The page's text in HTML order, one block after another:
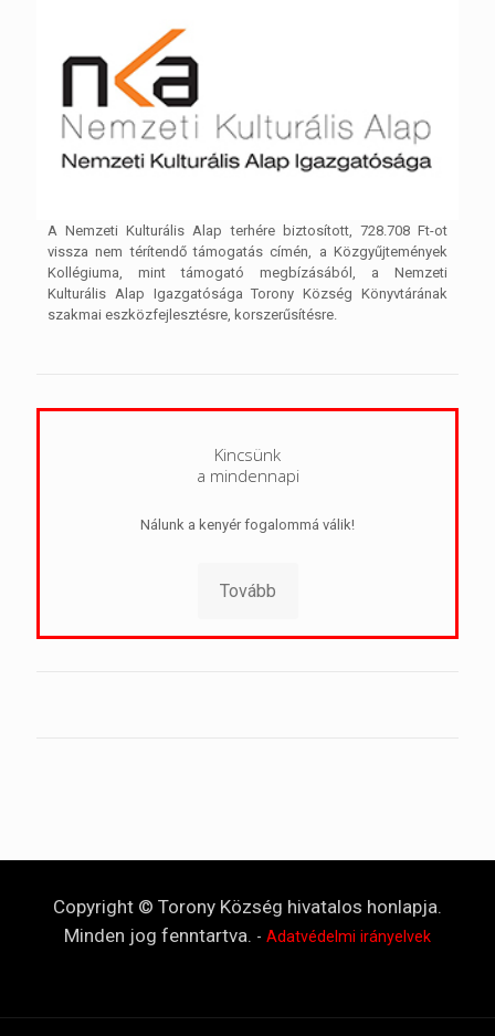
A Nemzeti Kulturális Alap terhére biztosított, 728.708 Ft-ot
vissza nem térítendő támogatás címén, a Közgyűjtemények
Kollégiuma, mint támogató megbízásából, a Nemzeti
Kulturális Alap Igazgatósága Torony Község Könyvtárának
szakmai eszközfejlesztésre, korszerűsítésre.
Kincsünk
a mindennapi
Nálunk a kenyér fogalommá válik!
Tovább
Copyright © Torony Község hivatalos honlapja.
Minden jog fenntartva. - Adatvédelmi irányelvek